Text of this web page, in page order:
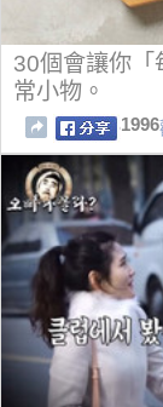
30個會讓你「
常小物。
1996